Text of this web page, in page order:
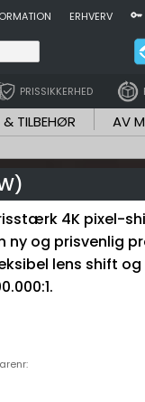
ERHVERV
PRISSIKKERHED
& TILBEHØR AV
4K pixel-
ny og prisvenlig
lens shift